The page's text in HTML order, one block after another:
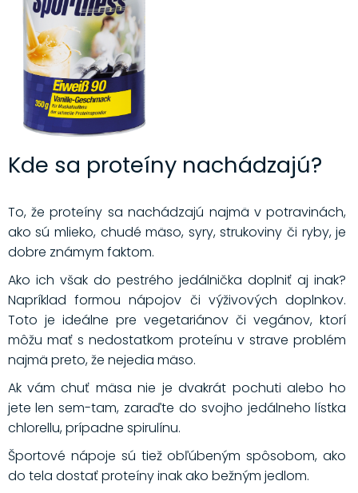
Kde sa proteíny nachádzajú?
To, že proteíny sa nachádzajú najmä v potravinách,
ako sú mlieko, chudé mäso, syry, strukoviny či ryby, je
dobre známym faktom.
Ako ich však do pestrého jedálnička doplniť aj inak?
Napríklad formou nápojov či výživových doplnkov.
Toto je ideálne pre vegetariánov či vegánov, ktorí
môžu mať s nedostatkom proteínu v strave problém
najmä preto, že nejedia mäso.
Ak vám chuť mäsa nie je dvakrát pochuti alebo ho
jete len sem-tam, zaraďte do svojho jedálneho lístka
chlorellu, prípadne spirulínu.
Športové nápoje sú tiež obľúbeným spôsobom, ako
do tela dostať proteíny inak ako bežným jedlom.